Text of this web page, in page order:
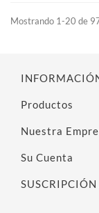
Mostrando 1-20 de
Productos
Nuestra
Su Cuenta